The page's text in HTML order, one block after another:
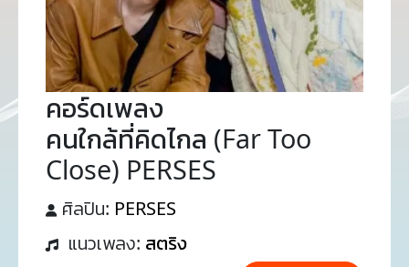
คอร์ดเพลง
คนใกล้ที่คิดไกล (Far Too
Close) PERSES
ศิลปิน: PERSES
แนวเพลง: สตริง